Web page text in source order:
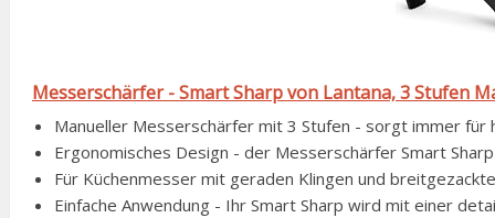
Messerschärfer - Smart Sharp von Lantana, 3 Stufen
Manueller Messerschärfer mit 3 Stufen - sorgt immer für
Ergonomisches Design - der Messerschärfer Smart
Für Küchenmesser mit geraden Klingen und
Einfache Anwendung - Ihr Smart Sharp wird mit einer